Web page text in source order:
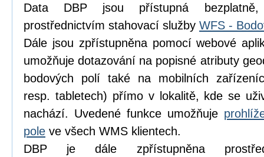
Data DBP jsou přístupná
prostřednictvím stahovací služby WFS -
Dále jsou zpřístupněna pomocí webové
umožňuje dotazování na popisné atributy
bodových polí také na mobilních
resp. tabletech) přímo v lokalitě, kde se
nachází. Uvedené funkce umožňuje
pole ve všech WMS klientech.
DBP je dále zpřístupněna